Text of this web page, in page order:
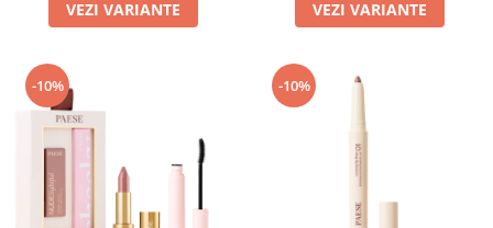
VEZI VARIANTE VEZI VARIANTE
-10% -10%